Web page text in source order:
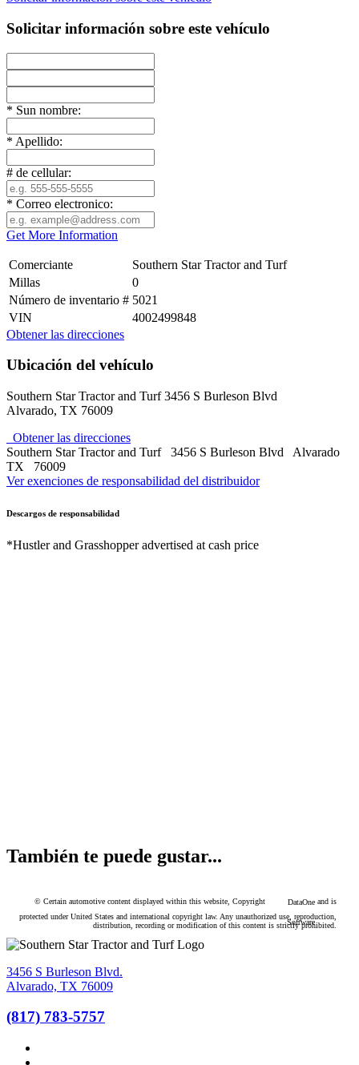
Solicitar información sobre este vehículo
* Sun nombre:
* Apellido:
# de cellular:
* Correo electronico:
Get More Information
Comerciante
Southern Star Tractor and Turf
Millas
0
Número de inventario # 5021
VIN
4002499848
Obtener las direcciones
Ubicación del vehículo
Southern Star Tractor and Turf 3456 S Burleson Blvd
Alvarado, TX 76009
Obtener las direcciones
Southern Star Tractor and Turf
3456 S Burleson Blvd
Alvarado
TX
76009
Ver exenciones de responsabilidad del distribuidor
Descargos de responsabilidad
*Hustler and Grasshopper advertised at cash price
También te puede gustar...
© Certain automotive content displayed within this website, Copyright DataOne
Software
and is
protected under United States and international copyright law. Any unauthorized use, reproduction,
distribution, recording or modification of this content is strictly prohibited.
3456 S Burleson Blvd.
Alvarado, TX 76009
(817) 783-5757